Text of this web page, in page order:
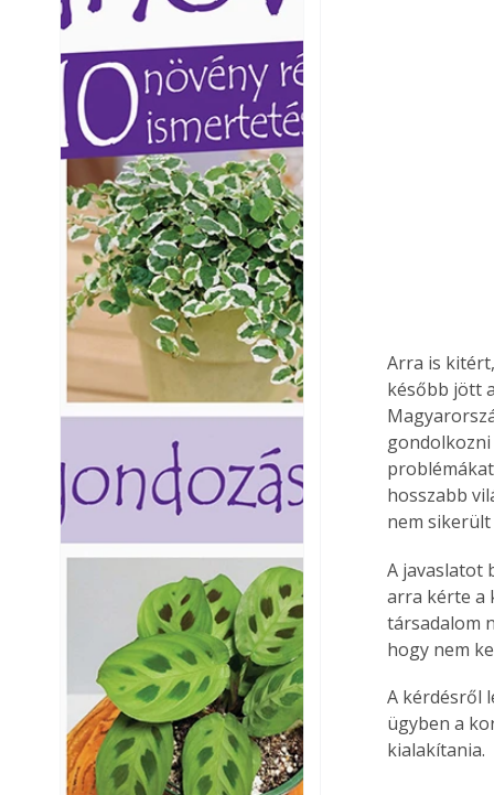
Arra is
később jött
hosszabb
nem
A javaslatot
arra kérte a
társadalom
hogy nem
A kérdésről
ügyben a
kialakítania.